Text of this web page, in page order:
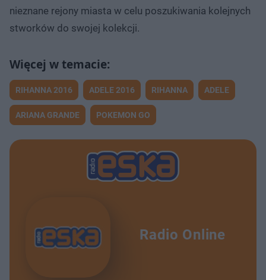
nieznane rejony miasta w celu poszukiwania kolejnych
stworków do swojej kolekcji.
RIHANNA 2016 ADELE 2016 RIHANNA ADELE
ARIANA GRANDE POKEMON GO
Radio Online